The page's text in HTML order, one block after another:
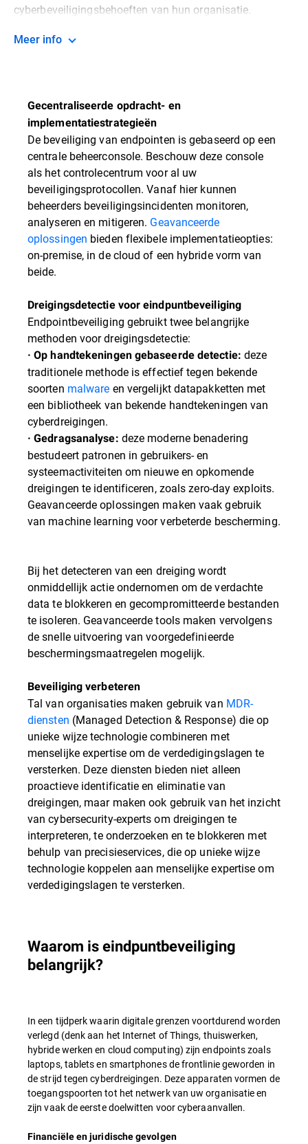
cyberbeveiligingsbehoeften van hun organisatie.
Meer info
Gecentraliseerde opdracht- en
implementatiestrategieën
De beveiliging van endpointen is gebaseerd op een
centrale beheerconsole. Beschouw deze console
als het controlecentrum voor al uw
beveiligingsprotocollen. Vanaf hier kunnen
beheerders beveiligingsincidenten monitoren,
analyseren en mitigeren. Geavanceerde
oplossingen bieden flexibele implementatieopties:
on-premise, in de cloud of een hybride vorm van
beide.
Dreigingsdetectie voor eindpuntbeveiliging
Endpointbeveiliging gebruikt twee belangrijke
methoden voor dreigingsdetectie:
· Op handtekeningen gebaseerde detectie: deze
traditionele methode is effectief tegen bekende
soorten malware en vergelijkt datapakketten met
een bibliotheek van bekende handtekeningen van
cyberdreigingen.
· Gedragsanalyse: deze moderne benadering
bestudeert patronen in gebruikers- en
systeemactiviteiten om nieuwe en opkomende
dreigingen te identificeren, zoals zero-day exploits.
Geavanceerde oplossingen maken vaak gebruik
van machine learning voor verbeterde bescherming.
Bij het detecteren van een dreiging wordt
onmiddellijk actie ondernomen om de verdachte
data te blokkeren en gecompromitteerde bestanden
te isoleren. Geavanceerde tools maken vervolgens
de snelle uitvoering van voorgedefinieerde
beschermingsmaatregelen mogelijk.
Beveiliging verbeteren
Tal van organisaties maken gebruik van MDR-
diensten (Managed Detection & Response) die op
unieke wijze technologie combineren met
menselijke expertise om de verdedigingslagen te
versterken. Deze diensten bieden niet alleen
proactieve identificatie en eliminatie van
dreigingen, maar maken ook gebruik van het inzicht
van cybersecurity-experts om dreigingen te
interpreteren, te onderzoeken en te blokkeren met
behulp van precisieservices, die op unieke wijze
technologie koppelen aan menselijke expertise om
verdedigingslagen te versterken.
Waarom is eindpuntbeveiliging
belangrijk?
In een tijdperk waarin digitale grenzen voortdurend worden
verlegd (denk aan het Internet of Things, thuiswerken,
hybride werken en cloud computing) zijn endpoints zoals
laptops, tablets en smartphones de frontlinie geworden in
de strijd tegen cyberdreigingen. Deze apparaten vormen de
toegangspoorten tot het netwerk van uw organisatie en
zijn vaak de eerste doelwitten voor cyberaanvallen.
Financiële en juridische gevolgen